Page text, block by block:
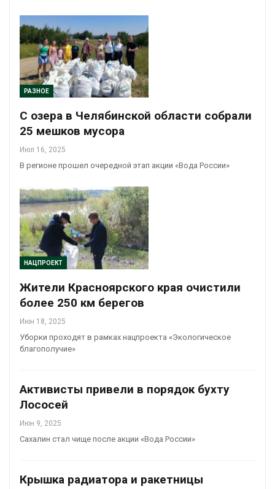
РАЗНОЕ
С озера в Челябинской области собрали
25 мешков мусора
Июл 16, 2025
В регионе прошел очередной этап акции «Вода России»
НАЦПРОЕКТ
Жители Красноярского края очистили
более 250 км берегов
Июн 18, 2025
Уборки проходят в рамках нацпроекта «Экологическое
благополучие»
Активисты привели в порядок бухту
Лососей
Июн 9, 2025
Сахалин стал чище после акции «Вода России»
Крышка радиатора и ракетницы